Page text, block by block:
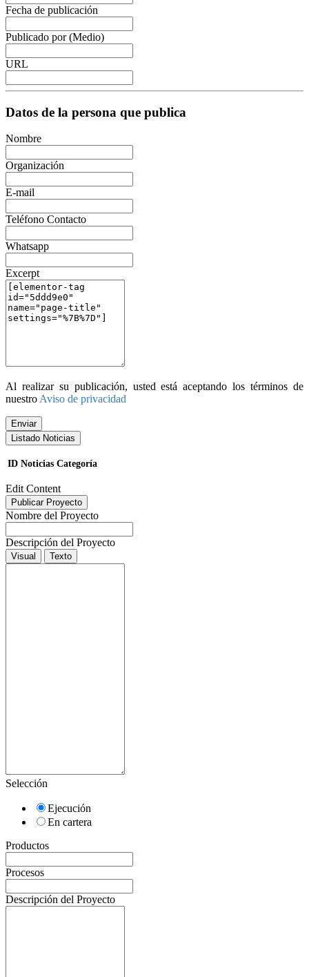
Fecha de publicación
Publicado por (Medio)
URL
Datos de la persona que publica
Nombre
Organización
E-mail
Teléfono Contacto
Whatsapp
Excerpt
Al realizar su publicación, usted está aceptando los términos de
nuestro Aviso de privacidad
Enviar
Listado Noticias
ID Noticias Categoría
Edit Content
Publicar Proyecto
Nombre del Proyecto
Descripción del Proyecto
Visual Texto
Selección
Ejecución
En cartera
Productos
Procesos
Descripción del Proyecto